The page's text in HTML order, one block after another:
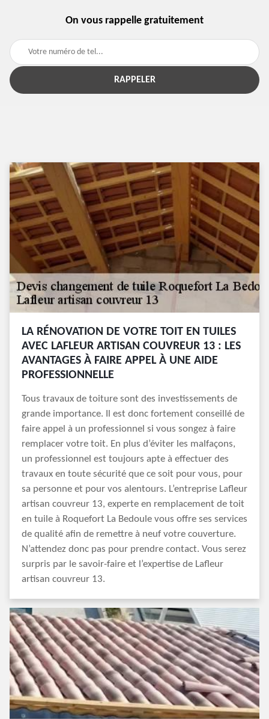
On vous rappelle gratuitement
LA RÉNOVATION DE VOTRE TOIT EN TUILES
AVEC LAFLEUR ARTISAN COUVREUR 13 : LES
AVANTAGES À FAIRE APPEL À UNE AIDE
PROFESSIONNELLE
Tous travaux de toiture sont des investissements de
grande importance. Il est donc fortement conseillé de
faire appel à un professionnel si vous songez à faire
remplacer votre toit. En plus d’éviter les malfaçons,
un professionnel est toujours apte à effectuer des
travaux en toute sécurité que ce soit pour vous, pour
sa personne et pour vos alentours. L’entreprise Lafleur
artisan couvreur 13, experte en remplacement de toit
en tuile à Roquefort La Bedoule vous offre ses services
de qualité afin de remettre à neuf votre couverture.
N’attendez donc pas pour prendre contact. Vous serez
surpris par le savoir-faire et l’expertise de Lafleur
artisan couvreur 13.